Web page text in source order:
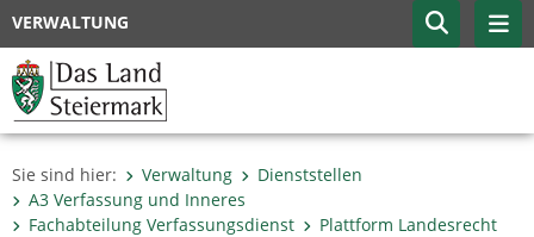
VERWALTUNG
Sie sind hier: Verwaltung
Dienststellen
A3 Verfassung und Inneres
Fachabteilung Verfassungs­dienst
Plattform Landesrecht